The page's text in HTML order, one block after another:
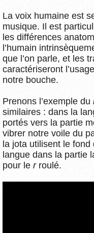
La voix humaine est
musique. Il est
les différences
l’humain
que l’on parle, et les
caractériseront
notre bouche.
Prenons l’exemple du
similaires : dans la
portés vers la partie
vibrer notre voile du
la jota utilisent le
langue dans la partie
pour le rroulé.